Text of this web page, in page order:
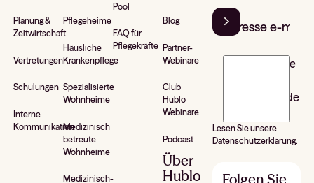
Planung &
Zeitwirtschaft
Vertretungen
Schulungen
Interne
Kommunikation
Pflegeheime
Häusliche
Krankenpflege
Spezialisierte
Wohnheime
Medizinisch
betreute
Wohnheime
Medizinisch-
Pool
FAQ für
Pflegekräfte
Blog
Partner-
Webinare
Club
Hublo
Webinare
Podcast
Über
Hublo
J’accepte de
newsletter de
Lesen Sie unsere
Datenschutzerklärung.
Folgen Sie